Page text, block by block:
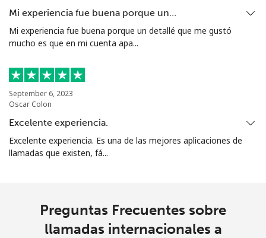
Tashkent ⁦16.5¢⁩
60 min por
Mi experiencia fue buena porque un…
Mi experiencia fue buena porque un detallé que me gustó
mucho es que en mi cuenta apa...
September 6, 2023
Oscar Colon
Excelente experiencia.
Excelente experiencia. Es una de las mejores aplicaciones de
llamadas que existen, fá...
Preguntas Frecuentes sobre
llamadas internacionales a